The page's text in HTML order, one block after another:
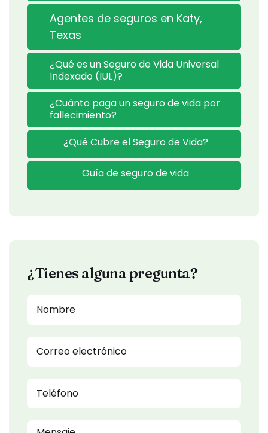
Agentes de seguros en Katy,
Texas
¿Qué es un Seguro de Vida Universal
Indexado (IUL)?
¿Cuánto paga un seguro de vida por
fallecimiento?
¿Qué Cubre el Seguro de Vida?
Guía de seguro de vida
¿Tienes alguna pregunta?